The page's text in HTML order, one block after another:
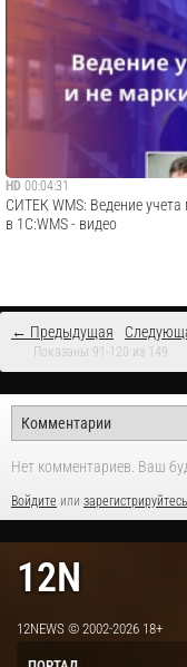
HD 00:04:31
СИТЕК WMS: Ведение
в 1С:WMS - видео
← Предыдущая
Показаны 91-120 из 149
Нет комментариев. Ваш
Войдите или зарегистрируйтесь
12N
12NEWS © 2002-2026 18+